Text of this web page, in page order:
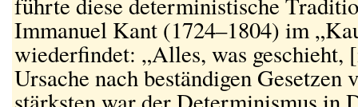
Immanuel Kant (1724–1804) im
wiederfindet: „Alles, was geschieht,
Ursache nach beständigen